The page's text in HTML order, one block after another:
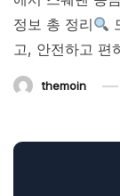
정보 총 정리
고, 안전하고 편
themoin